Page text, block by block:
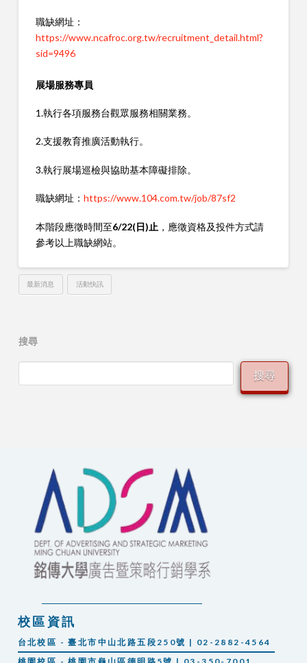
職缺網址：
https://www.ncafroc.org.tw/recruitment_detail.html?
sid=9496
展場服務專員
1.執行各項服務台觀眾服務相關業務。
2.支援教育推廣活動執行。
3.執行展場巡檢與協助基本障礙排除。
職缺網址： https://www.104.com.tw/job/87sf2
本階段應徵時間至6/22(日)止 ，應徵資格及投件方式請
參考以上職缺網站。
最新消息 活動快訊
搜尋
搜尋
校區資訊
台北校區 - 臺北市中山北路五段250號 | 02-2882-4564